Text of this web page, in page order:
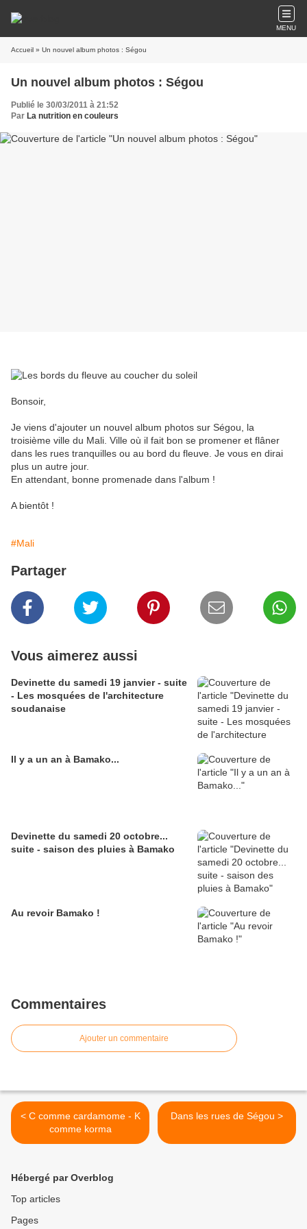
MENU
Accueil » Un nouvel album photos : Ségou
Un nouvel album photos : Ségou
Publié le 30/03/2011 à 21:52
Par La nutrition en couleurs
Bonsoir,
Je viens d'ajouter un nouvel album photos sur Ségou, la
troisième ville du Mali. Ville où il fait bon se promener et flâner
dans les rues tranquilles ou au bord du fleuve. Je vous en dirai
plus un autre jour.
En attendant, bonne promenade dans l'album !
A bientôt !
#Mali
Partager
Vous aimerez aussi
Devinette du samedi 19 janvier - suite
- Les mosquées de l'architecture
soudanaise
Il y a un an à Bamako...
Devinette du samedi 20 octobre...
suite - saison des pluies à Bamako
Au revoir Bamako !
Commentaires
Ajouter un commentaire
< C comme cardamome - K
comme korma
Dans les rues de Ségou >
Hébergé par Overblog
Top articles
Pages